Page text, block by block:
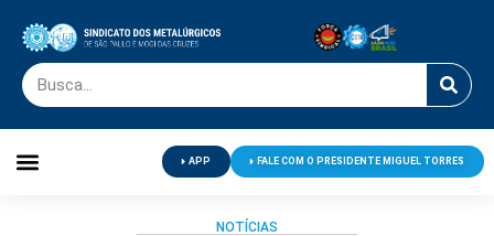
APP FALE COM O PRESIDENTE MIGUEL TORRES
NOTÍCIAS